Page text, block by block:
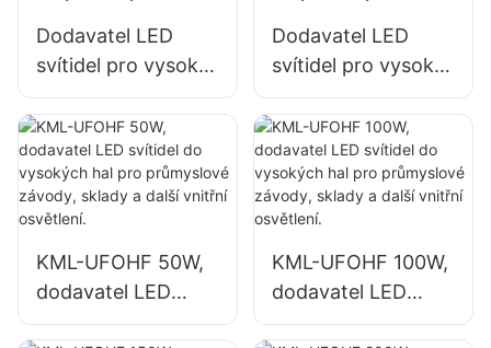
Dodavatel LED
svítidel pro vysoké
budovy KML-HB52
100W pro vnitřní
prostory, jako jsou
průmyslové tovární
budovy a sklady.
Dodavatel LED
svítidel pro vysoké
stropy KML-UFOHA
100W pro vnitřní
prostory, jako jsou
průmyslové tovární
budovy a sklady.
KML-UFOHF 50W,
dodavatel LED
svítidel do
KML-UFOHF 100W,
dodavatel LED
svítidel do